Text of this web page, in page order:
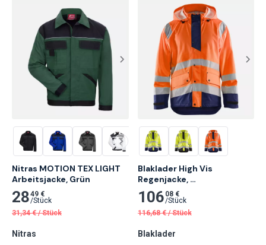
Nitras MOTION TEX LIGHT
Arbeitsjacke, Grün
2849 €
/Stück
31,34 € /Stück
Nitras
Blaklader High Vis
Regenjacke,
Orange/Marineblau
106 08 €
/Stück
116,68 € /Stück
Blaklader